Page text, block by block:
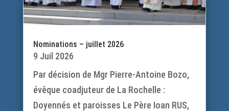
Nominations – juillet 2026
9 Juil 2026
Par décision de Mgr Pierre-Antoine Bozo,
évêque coadjuteur de La Rochelle :
Doyennés et paroisses Le Père Ioan RUS,